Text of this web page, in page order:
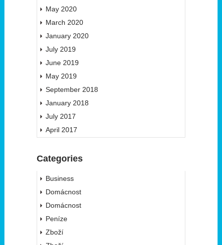
May 2020
March 2020
January 2020
July 2019
June 2019
May 2019
September 2018
January 2018
July 2017
April 2017
Categories
Business
Domácnost
Domácnost
Peníze
Zboží